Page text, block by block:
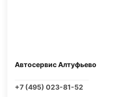
Автосервис Алтуфьево
+7 (495) 023-81-52